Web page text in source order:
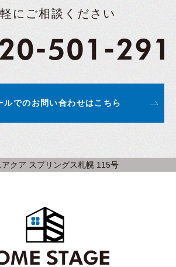
にご相談ください
ルでのお問い合わせはこちら
アクア スプリングス札幌 115号